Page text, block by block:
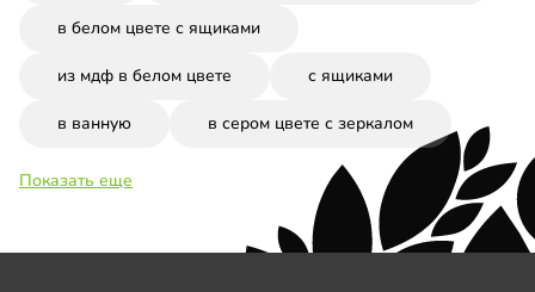
в белом цвете с ящиками
из мдф в белом цвете с ящиками
в ванную в сером цвете с зеркалом
Показать еще